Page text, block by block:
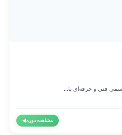
فنی و حرفه‌ای با...
مشاهده دوره◀